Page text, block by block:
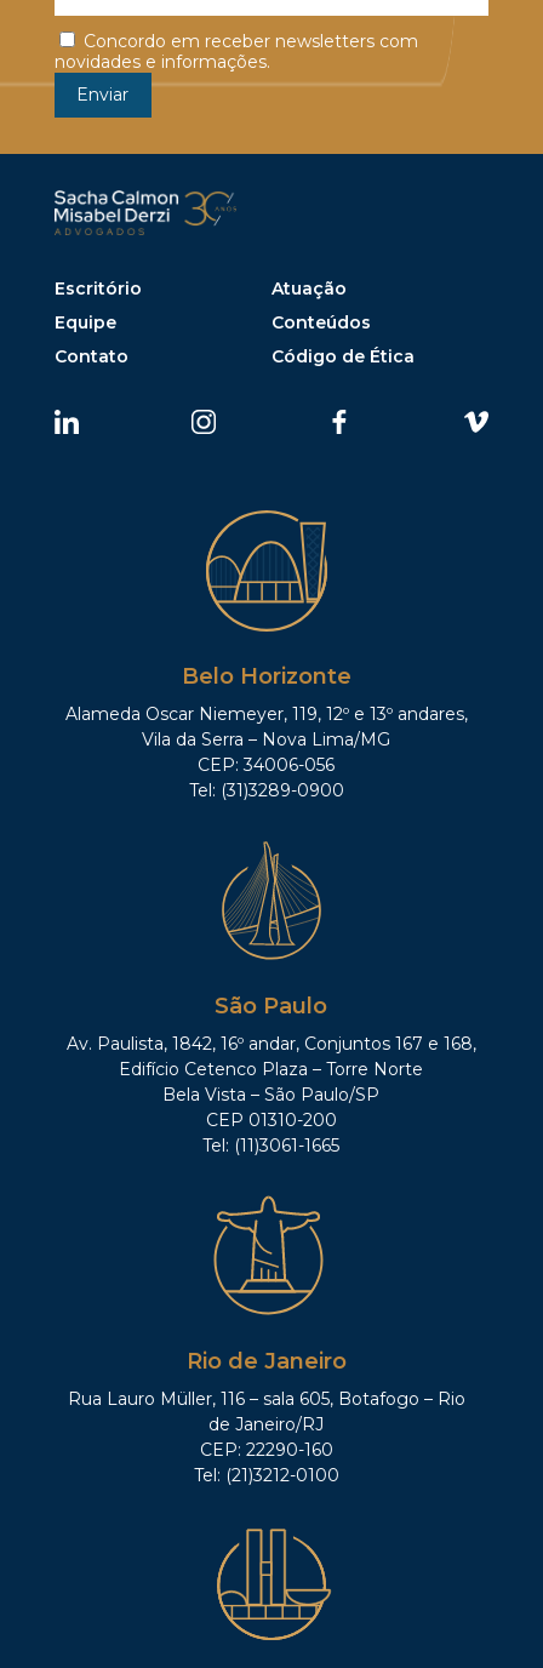
Concordo em receber newsletters com
novidades e informações.
Escritório
Atuação
Equipe
Conteúdos
Contato
Código de Ética
Belo Horizonte
Alameda Oscar Niemeyer, 119, 12º e 13º andares,
Vila da Serra – Nova Lima/MG
CEP: 34006-056
Tel: (31)3289-0900
São Paulo
Av. Paulista, 1842, 16º andar, Conjuntos 167 e 168,
Edifício Cetenco Plaza – Torre Norte
Bela Vista – São Paulo/SP
CEP 01310-200
Tel: (11)3061-1665
Rio de Janeiro
Rua Lauro Müller, 116 – sala 605, Botafogo – Rio
de Janeiro/RJ
CEP: 22290-160
Tel: (21)3212-0100